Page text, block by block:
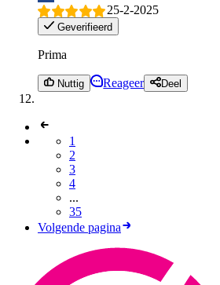
25-2-2025
Geverifieerd
Prima
Nuttig Reageer Deel
1
2
3
4
...
35
Volgende pagina